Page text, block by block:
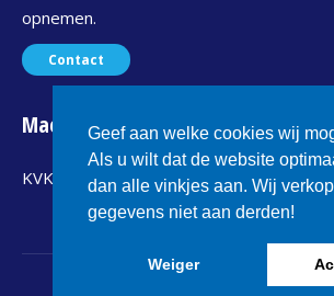
opnemen.
Contact
Maconet
KVK : 24299367
Geef aan welke cookies wij
Als u wilt dat de website
dan alle vinkjes aan. Wij
gegevens niet aan derden!
Weiger